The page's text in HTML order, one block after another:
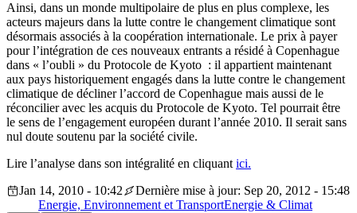
Ainsi, dans un monde multipolaire de plus en plus complexe, les
acteurs majeurs dans la lutte contre le changement climatique sont
désormais associés à la coopération internationale. Le prix à payer
pour l’intégration de ces nouveaux entrants a résidé à Copenhague
dans « l’oubli » du Protocole de Kyoto : il appartient maintenant
aux pays historiquement engagés dans la lutte contre le changement
climatique de décliner l’accord de Copenhague mais aussi de le
réconcilier avec les acquis du Protocole de Kyoto. Tel pourrait être
le sens de l’engagement européen durant l’année 2010. Il serait sans
nul doute soutenu par la société civile.
Lire l’analyse dans son intégralité en cliquant ici.
Jan 14, 2010 - 10:42
Dernière mise à jour: Sep 20, 2012 - 15:48
Energie, Environnement et TransportEnergie & Climat